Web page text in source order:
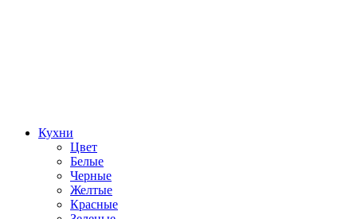
Кухни
Цвет
Белые
Черные
Желтые
Красные